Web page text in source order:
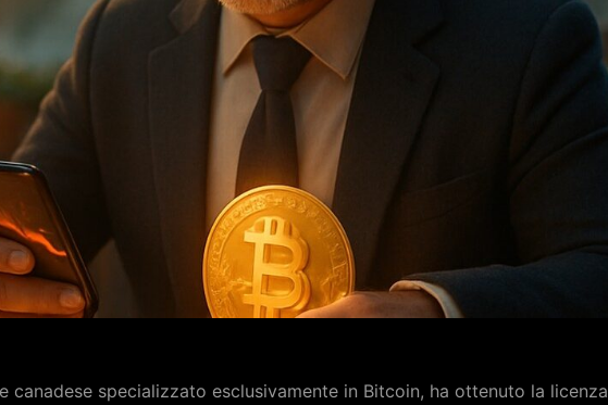
canadese specializzato esclusivamente in Bitcoin, ha ottenuto la licenza